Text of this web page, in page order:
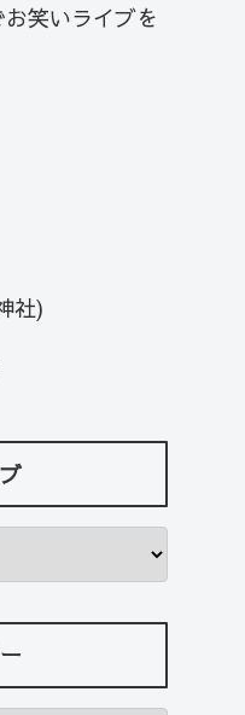
笑いライブを
社)